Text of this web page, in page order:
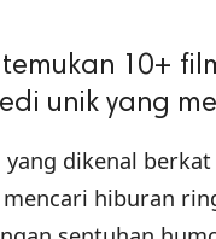
10+
unik yang
dikenal
hiburan